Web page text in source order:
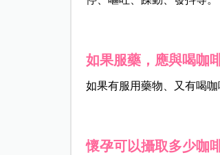
如果服藥，應與喝咖
如果有服用藥物、又有喝咖
懷孕可以攝取多少咖